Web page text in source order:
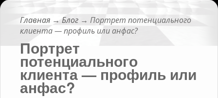
Главная → Блог → Портрет потенциального
клиента — профиль или анфас?
Портрет
потенциального
клиента — профиль или
анфас?